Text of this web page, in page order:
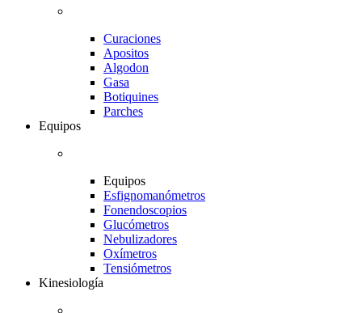
Curaciones
Apositos
Algodon
Gasa
Botiquines
Parches
Equipos
Equipos
Esfignomanómetros
Fonendoscopios
Glucómetros
Nebulizadores
Oxímetros
Tensiómetros
Kinesiología